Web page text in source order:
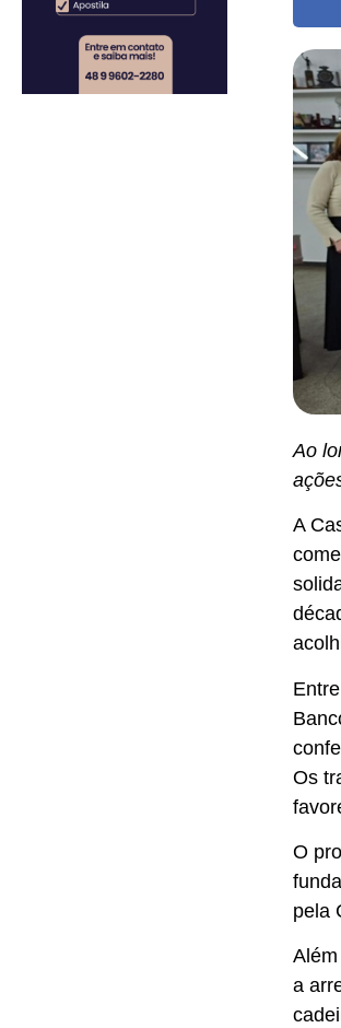
Ao
A
Os
O
pela
a